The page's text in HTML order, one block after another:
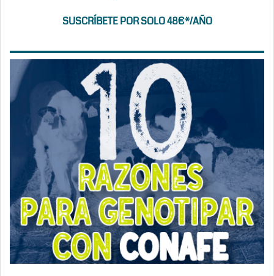
SUSCRÍBETE POR SOLO 48€*/AÑO